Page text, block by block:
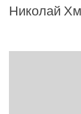
Николай